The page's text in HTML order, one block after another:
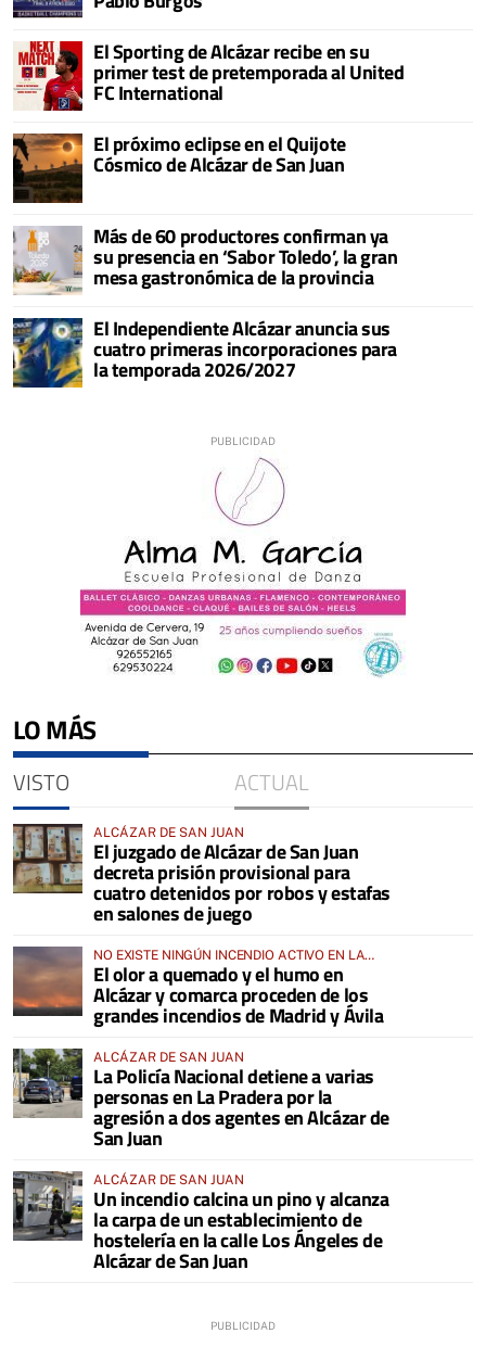
El Sporting de Alcázar recibe en su
primer test de pretemporada al United
FC International
El próximo eclipse en el Quijote
Cósmico de Alcázar de San Juan
Más de 60 productores confirman ya
su presencia en ‘Sabor Toledo’, la gran
mesa gastronómica de la provincia
El Independiente Alcázar anuncia sus
cuatro primeras incorporaciones para
la temporada 2026/2027
LO MÁS
VISTO ACTUAL
ALCÁZAR DE SAN JUAN
El juzgado de Alcázar de San Juan
decreta prisión provisional para
cuatro detenidos por robos y estafas
en salones de juego
NO EXISTE NINGÚN INCENDIO ACTIVO EN LA
COMARCA
El olor a quemado y el humo en
Alcázar y comarca proceden de los
grandes incendios de Madrid y Ávila
ALCÁZAR DE SAN JUAN
La Policía Nacional detiene a varias
personas en La Pradera por la
agresión a dos agentes en Alcázar de
San Juan
ALCÁZAR DE SAN JUAN
Un incendio calcina un pino y alcanza
la carpa de un establecimiento de
hostelería en la calle Los Ángeles de
Alcázar de San Juan